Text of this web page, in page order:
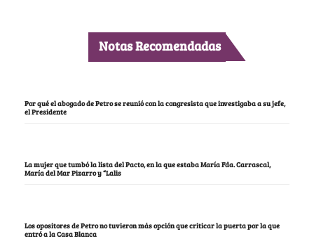
Notas Recomendadas
Por qué el abogado de Petro se reunió con la congresista que investigaba a su jefe,
el Presidente
La mujer que tumbó la lista del Pacto, en la que estaba María Fda. Carrascal,
María del Mar Pizarro y “Lalis
Los opositores de Petro no tuvieron más opción que criticar la puerta por la que
entró a la Casa Blanca